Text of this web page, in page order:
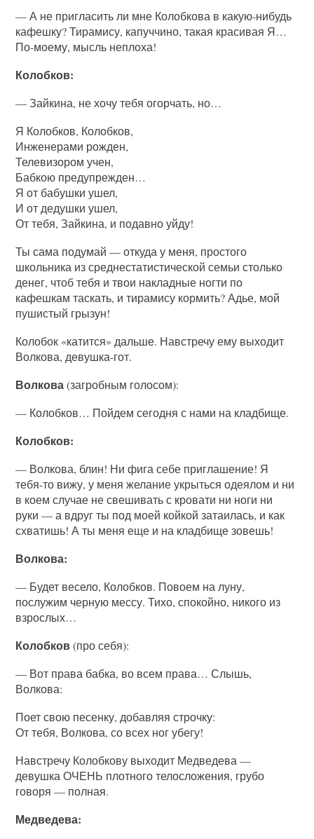
— А не пригласить ли мне Колобкова в какую-нибудь
кафешку? Тирамису, капуччино, такая красивая Я…
По-моему, мысль неплоха!
Колобков:
— Зайкина, не хочу тебя огорчать, но…
Я Колобков, Колобков,
Инженерами рожден,
Телевизором учен,
Бабкою предупрежден…
Я от бабушки ушел,
И от дедушки ушел,
От тебя, Зайкина, и подавно уйду!
Ты сама подумай — откуда у меня, простого
школьника из среднестатистической семьи столько
денег, чтоб тебя и твои накладные ногти по
кафешкам таскать, и тирамису кормить? Адье, мой
пушистый грызун!
Колобок «катится» дальше. Навстречу ему выходит
Волкова, девушка-гот.
Волкова(загробным голосом):
— Колобков… Пойдем сегодня с нами на кладбище.
Колобков:
— Волкова, блин! Ни фига себе приглашение! Я
тебя-то вижу, у меня желание укрыться одеялом и ни
в коем случае не свешивать с кровати ни ноги ни
руки — а вдруг ты под моей койкой затаилась, и как
схватишь! А ты меня еще и на кладбище зовешь!
Волкова:
— Будет весело, Колобков. Повоем на луну,
послужим черную мессу. Тихо, спокойно, никого из
взрослых…
Колобков(про себя):
— Вот права бабка, во всем права… Слышь,
Волкова:
Поет свою песенку, добавляя строчку:
От тебя, Волкова, со всех ног убегу!
Навстречу Колобкову выходит Медведева —
девушка ОЧЕНЬ плотного телосложения, грубо
говоря — полная.
Медведева: